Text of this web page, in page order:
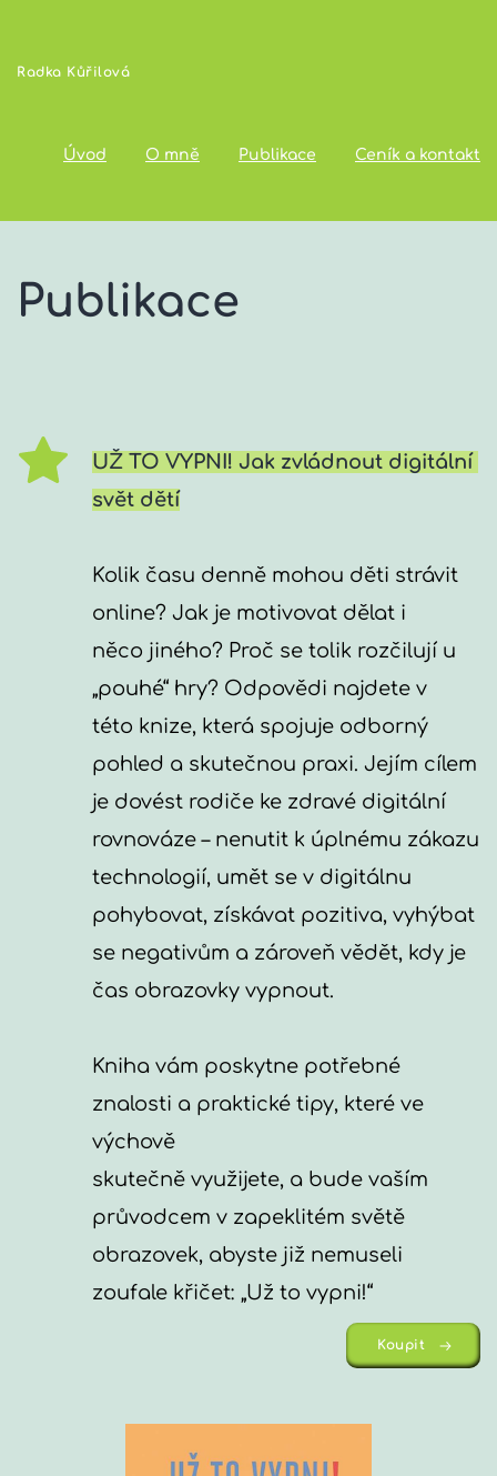
Radka Kůřilová
Úvod O mně Publikace Ceník a kontakt
Publikace
UŽ TO VYPNI! Jak zvládnout digitální
svět dětí
Kolik času denně mohou děti strávit
online? Jak je motivovat dělat i
něco jiného? Proč se tolik rozčilují u
„pouhé“ hry? Odpovědi najdete v
této knize, která spojuje odborný
je dovést rodiče ke zdravé digitální
rovnováze – nenutit k úplnému zákazu
technologií, umět se v digitálnu
pohybovat, získávat pozitiva, vyhýbat
se negativům a zároveň vědět, kdy je
čas obrazovky vypnout.
Kniha vám poskytne potřebné
znalosti a praktické tipy, které ve
výchově
skutečně využijete, a bude vaším
průvodcem v zapeklitém světě
obrazovek, abyste již nemuseli
zoufale křičet: „Už to vypni!“
Koupit